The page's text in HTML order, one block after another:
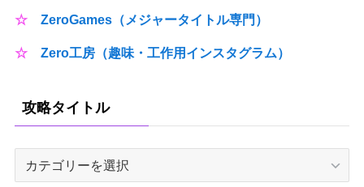
☆ ZeroGames（メジャータイトル専門）
☆ Zero工房（趣味・工作用インスタグラム）
攻略タイトル